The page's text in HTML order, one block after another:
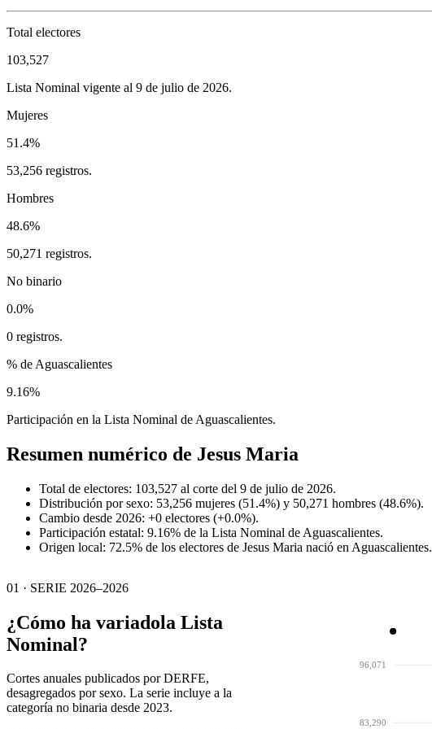
Total electores
103,527
Lista Nominal vigente al 9 de julio de 2026.
Mujeres
51.4%
53,256 registros.
Hombres
48.6%
50,271 registros.
No binario
0.0%
0 registros.
% de Aguascalientes
9.16%
Participación en la Lista Nominal de Aguascalientes.
Resumen numérico de Jesus Maria
Total de electores: 103,527 al corte del 9 de julio de 2026.
Distribución por sexo: 53,256 mujeres (51.4%) y 50,271 hombres (48.6%).
Cambio desde 2026: +0 electores (+0.0%).
Participación estatal: 9.16% de la Lista Nominal de Aguascalientes.
Origen local: 72.5% de los electores de Jesus Maria nació en Aguascalientes.
01 · SERIE 2026–2026
¿Cómo ha variadola Lista
Nominal?
Cortes anuales publicados por DERFE,
desagregados por sexo. La serie incluye a la
categoría no binaria desde 2023.
83,290
96,071